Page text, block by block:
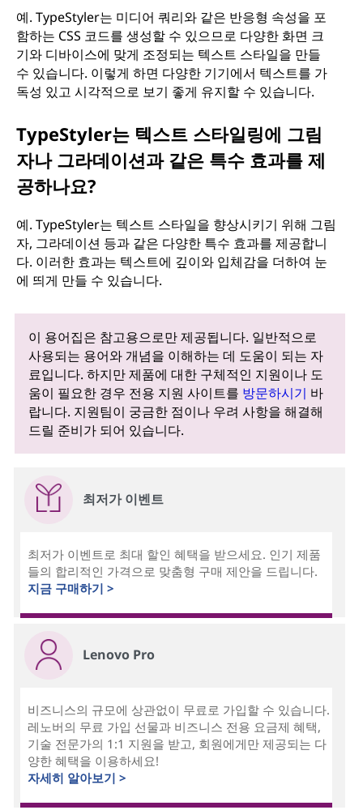
예. TypeStyler는 미디어 쿼리와 같은 반응형 속성을 포
함하는 CSS 코드를 생성할 수 있으므로 다양한 화면 크
기와 디바이스에 맞게 조정되는 텍스트 스타일을 만들
수 있습니다. 이렇게 하면 다양한 기기에서 텍스트를 가
독성 있고 시각적으로 보기 좋게 유지할 수 있습니다.
TypeStyler는 텍스트 스타일링에 그림
자나 그라데이션과 같은 특수 효과를 제
공하나요?
예. TypeStyler는 텍스트 스타일을 향상시키기 위해 그림
자, 그라데이션 등과 같은 다양한 특수 효과를 제공합니
다. 이러한 효과는 텍스트에 깊이와 입체감을 더하여 눈
에 띄게 만들 수 있습니다.
이 용어집은 참고용으로만 제공됩니다. 일반적으로
사용되는 용어와 개념을 이해하는 데 도움이 되는 자
료입니다. 하지만 제품에 대한 구체적인 지원이나 도
움이 필요한 경우 전용 지원 사이트를 방문하시기 바
랍니다. 지원팀이 궁금한 점이나 우려 사항을 해결해
드릴 준비가 되어 있습니다.
최저가 이벤트
최저가 이벤트로 최대 할인 혜택을 받으세요. 인기 제품
들의 합리적인 가격으로 맞춤형 구매 제안을 드립니다.
지금 구매하기 >
Lenovo Pro
비즈니스의 규모에 상관없이 무료로 가입할 수 있습니다.
레노버의 무료 가입 선물과 비즈니스 전용 요금제 혜택,
기술 전문가의 1:1 지원을 받고, 회원에게만 제공되는 다
양한 혜택을 이용하세요!
자세히 알아보기 >